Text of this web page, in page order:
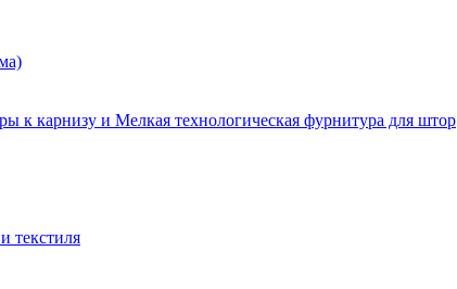
к карнизу и Мелкая технологическая фурнитура для штор
текстиля